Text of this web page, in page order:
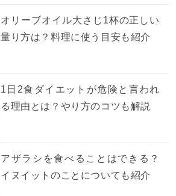
オリーブオイル大さじ1杯の正しい
量り方は？料理に使う目安も紹介
1日2食ダイエットが危険と言われ
る理由とは？やり方のコツも解説
アザラシを食べることはできる？
イヌイットのことについても紹介